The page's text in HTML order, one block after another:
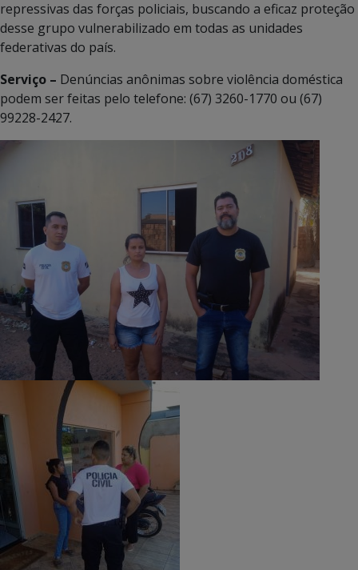
repressivas das forças policiais, buscando a eficaz proteção
desse grupo vulnerabilizado em todas as unidades
federativas do país.
Serviço – Denúncias anônimas sobre violência doméstica
podem ser feitas pelo telefone: (67) 3260-1770 ou (67)
99228-2427.